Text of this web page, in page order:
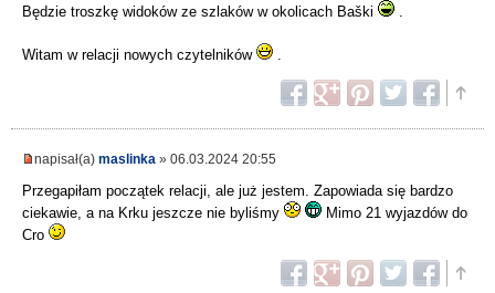
Będzie troszkę widoków ze szlaków w okolicach Baški
Witam w relacji nowych czytelników
napisał(a) maslinka » 06.03.2024 20:55
Przegapiłam początek relacji, ale już jestem. Zapowiada się bardzo
ciekawie, a na Krku jeszcze nie byliśmy
Mimo 21 wyjazdów do
Cro